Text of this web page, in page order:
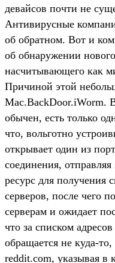
девайсов почти не
Антивирусные
об обратном. Вот и
об обнаружении
насчитывающего как
Причиной этой
Mac.BackDoor.iWorm.
обычен, есть только
что, вольготно
открывает один из
соединения,
ресурс для получения
серверов, после чего
серверам и ожидает
что за списком
обращается не куда-
reddit.com, указывая в